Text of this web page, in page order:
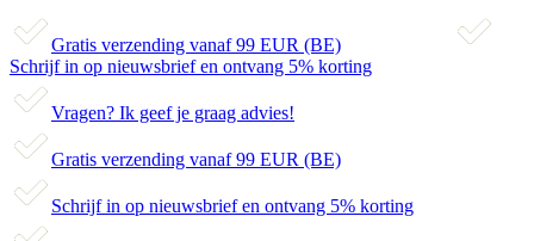
Gratis verzending vanaf 99 EUR (BE)
Schrijf in op nieuwsbrief en ontvang 5% korting
Vragen? Ik geef je graag advies!
Gratis verzending vanaf 99 EUR (BE)
Schrijf in op nieuwsbrief en ontvang 5% korting